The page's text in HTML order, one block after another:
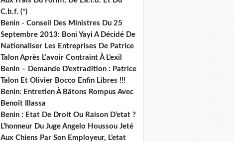
C.b.f. (*)
Benin - Conseil Des Ministres Du 25
Septembre 2013: Boni Yayi A Décidé De
Nationaliser Les Entreprises De Patrice
Talon Après L’avoir Contraint À L’exil
Benin – Demande D’extradition : Patrice
Talon Et Olivier Bocco Enfin Libres !!!
Benin: Entretien À Bâtons Rompus Avec
Benoît Illassa
Benin : Etat De Droit Ou Raison D’etat ?
L’honneur Du Juge Angelo Houssou Jeté
Aux Chiens Par Son Employeur, L’etat